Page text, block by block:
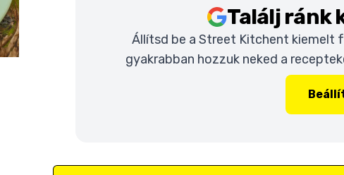
Találj ránk
Állítsd be a Street Kitchent kiemelt
gyakrabban hozzuk neked a